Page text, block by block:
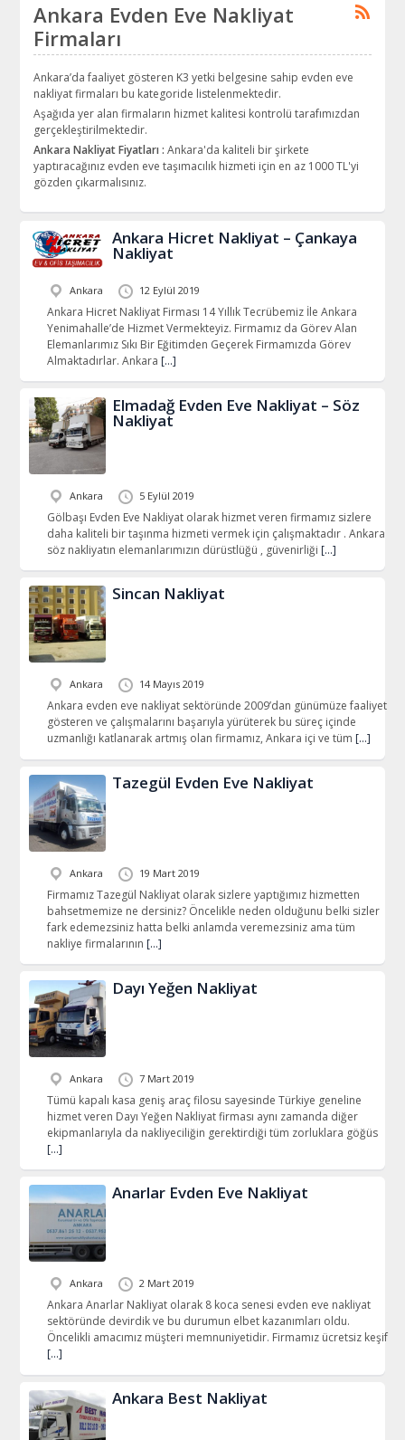
Ankara Evden Eve Nakliyat
Firmaları
Ankara’da faaliyet gösteren K3 yetki belgesine sahip evden eve
nakliyat firmaları bu kategoride listelenmektedir.
Aşağıda yer alan firmaların hizmet kalitesi kontrolü tarafımızdan
gerçekleştirilmektedir.
Ankara Nakliyat Fiyatları : Ankara'da kaliteli bir şirkete
yaptıracağınız evden eve taşımacılık hizmeti için en az 1000 TL'yi
gözden çıkarmalısınız.
Ankara Hicret Nakliyat – Çankaya
Nakliyat
Ankara 12 Eylül 2019
Ankara Hicret Nakliyat Firması 14 Yıllık Tecrübemiz İle Ankara
Yenimahalle’de Hizmet Vermekteyiz. Firmamız da Görev Alan
Elemanlarımız Sıkı Bir Eğitimden Geçerek Firmamızda Görev
Almaktadırlar. Ankara […]
Elmadağ Evden Eve Nakliyat – Söz
Nakliyat
Ankara 5 Eylül 2019
Gölbaşı Evden Eve Nakliyat olarak hizmet veren firmamız sizlere
daha kaliteli bir taşınma hizmeti vermek için çalışmaktadır . Ankara
söz nakliyatın elemanlarımızın dürüstlüğü , güvenirliği […]
Sincan Nakliyat
Ankara 14 Mayıs 2019
Ankara evden eve nakliyat sektöründe 2009’dan günümüze faaliyet
gösteren ve çalışmalarını başarıyla yürüterek bu süreç içinde
uzmanlığı katlanarak artmış olan firmamız, Ankara içi ve tüm […]
Tazegül Evden Eve Nakliyat
Ankara 19 Mart 2019
Firmamız Tazegül Nakliyat olarak sizlere yaptığımız hizmetten
bahsetmemize ne dersiniz? Öncelikle neden olduğunu belki sizler
fark edemezsiniz hatta belki anlamda veremezsiniz ama tüm
nakliye firmalarının […]
Dayı Yeğen Nakliyat
Ankara 7 Mart 2019
Tümü kapalı kasa geniş araç filosu sayesinde Türkiye geneline
hizmet veren Dayı Yeğen Nakliyat firması aynı zamanda diğer
ekipmanlarıyla da nakliyeciliğin gerektirdiği tüm zorluklara göğüs
[…]
Anarlar Evden Eve Nakliyat
Ankara 2 Mart 2019
Ankara Anarlar Nakliyat olarak 8 koca senesi evden eve nakliyat
sektöründe devirdik ve bu durumun elbet kazanımları oldu.
Öncelikli amacımız müşteri memnuniyetidir. Firmamız ücretsiz keşif
[…]
Ankara Best Nakliyat